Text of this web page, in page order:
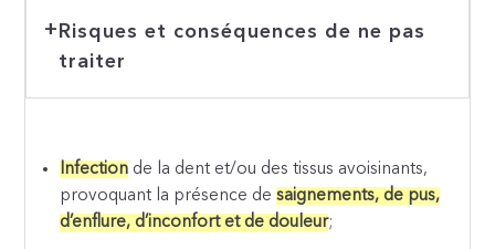
Risques et conséquences de ne pas
traiter
Infection de la dent et/ou des tissus avoisinants,
provoquant la présence desaignements, de pus,
d’enflure, d’inconfort et de douleur;